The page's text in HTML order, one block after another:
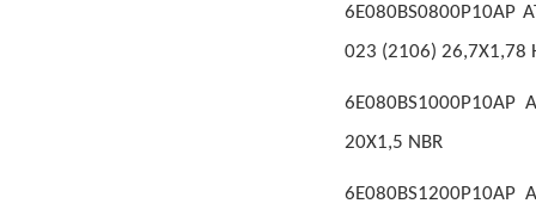
6E080BS0800P10AP
023 (2106) 26,7X1,78
6E080BS1000P10AP
20X1,5 NBR
6E080BS1200P10AP